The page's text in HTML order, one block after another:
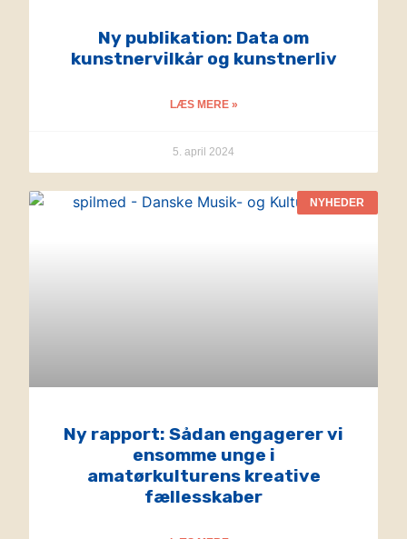
Ny publikation: Data om
kunstnervilkår og kunstnerliv
LÆS MERE »
5. april 2024
NYHEDER
Ny rapport: Sådan engagerer vi
ensomme unge i
amatørkulturens kreative
fællesskaber